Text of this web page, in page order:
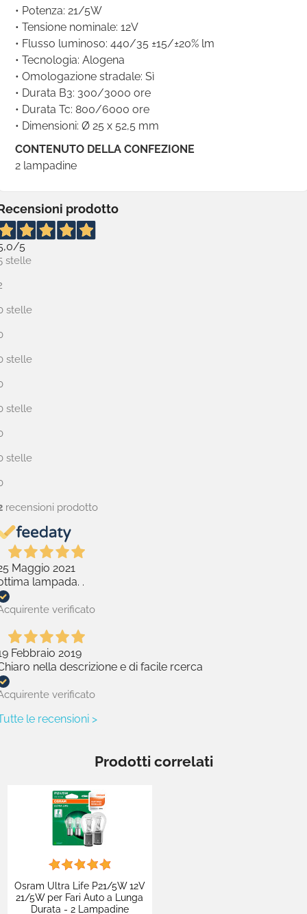
• Potenza: 21/5W
• Tensione nominale: 12V
• Flusso luminoso: 440/35 ±15/±20% lm
• Tecnologia: Alogena
• Omologazione stradale: Sì
• Durata B3: 300/3000 ore
• Durata Tc: 800/6000 ore
• Dimensioni: Ø 25 x 52,5 mm
CONTENUTO DELLA CONFEZIONE
2 lampadine
prodotto
/5
stelle
stelle
stelle
stelle
stelle
recensioni prodotto
Maggio 2021
lampada. .
verificato
Febbraio 2019
nella descrizione e di facile rcerca
verificato
le recensioni >
Prodotti correlati
Osram Ultra Life P21/5W 12V
21/5W per Fari Auto a Lunga
Durata - 2 Lampadine